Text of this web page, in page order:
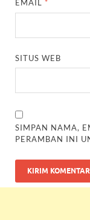
EMAIL *
SITUS WEB
SIMPAN NAMA,
PERAMBAN INI